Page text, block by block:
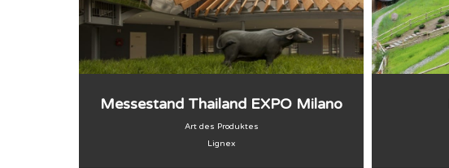
Messestand Thailand EXPO Milano
Art des Produktes
Lignex